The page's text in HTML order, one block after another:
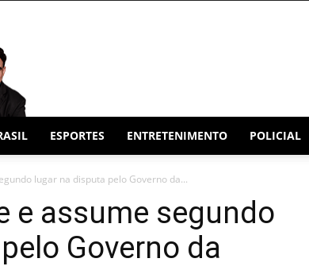
ESPORTES ENTRETENIMENTO POLICIAL
lugar na disputa pelo Governo da...
e assume segundo
Governo da